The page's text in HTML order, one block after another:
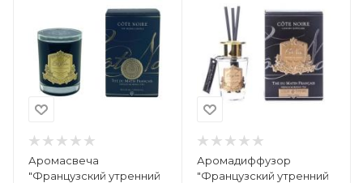
Аромасвеча
"Французский утренний
Аромадиффузор
"Французский утренний